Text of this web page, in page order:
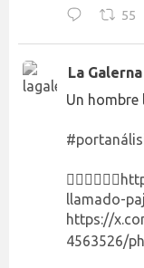
55
La Galerna
Un hombre
👉🏻👉🏻👉🏻
llamado-
https://
4563526/